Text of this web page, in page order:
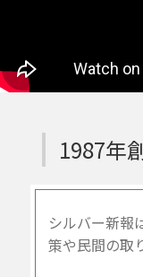
1987年
シルバー新報
策や民間の取